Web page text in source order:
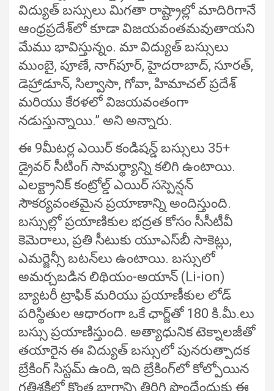
విద్యుత్‌ బస్సులు మిగతా రాష్ట్రాల్లో మాదిరిగానే
ఆంధ్రప్రదేశ్‌లో కూడా విజయవంతమవుతాయని
మేము భావిస్తున్నం. మా విద్యుత్‌ బస్సులు
ముంబై, పూణే, నాగ్‌పూర్, హైదరాబాద్, సూరత్,
డెహ్రాడూన్, సిల్వాసా, గోవా, హిమాచల్ ప్రదేశ్
మరియు కేరళలో విజయవంతంగా
నడుస్తున్నాయి.” అని అన్నారు.
ఈ 9మీటర్ల ఎయిర్ కండిషన్డ్ బస్సులు 35+
డ్రైవర్‌ సీటింగ్ సామర్థ్యాన్ని కలిగి ఉంటాయి.
ఎలక్ట్రానిక్ కంట్రోల్డ్ ఎయిర్ సస్పెన్షన్
సౌకర్యవంతమైన ప్రయాణాన్ని అందిస్తుంది.
బస్సుల్లో ప్రయాణికుల భద్రత కోసం సీసీటీవీ
కెమెరాలు, ప్రతి సీటుకు యూఎస్‌బీ సాకెట్లు,
ఎమర్జెన్సీ బటన్‌లు ఉంటాయి. బస్సులో
అమర్చబడిన లిథియం-అయాన్ (Li-ion)
బ్యాటరీ ట్రాఫిక్ మరియు ప్రయాణీకుల లోడ్
పరిస్థితుల ఆధారంగా ఒకే ఛార్జ్‌తో 180 కి.మీ.లు
బస్సు ప్రయాణిస్తుంది. అత్యాధునిక టెక్నాలజీతో
తయారైన ఈ విద్యుత్‌ బస్సులో పునరుత్పాదక
బ్రేకింగ్ సిస్టమ్ ఉంది, ఇది బ్రేకింగ్‌లో కోల్పోయిన
గతిశక్తిలో కొంత భాగాన్ని తిరిగి పొందేందుకు ఈ